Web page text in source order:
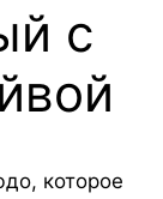
с
которое